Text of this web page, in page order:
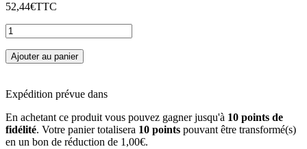
52,44€TTC
Ajouter au panier
Expédition prévue dans
En achetant ce produit vous pouvez gagner jusqu'à 10 points de
fidélité. Votre panier totalisera 10 points pouvant être transformé(s)
en un bon de réduction de 1,00€.